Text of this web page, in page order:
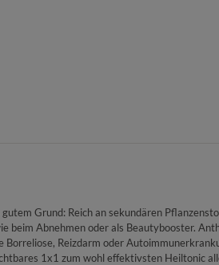
Grund: Reich an sekundären
beim Abnehmen oder als Beautybooster.
Borreliose, Reizdarm oder
1x1 zum wohl effektivsten Heiltonic